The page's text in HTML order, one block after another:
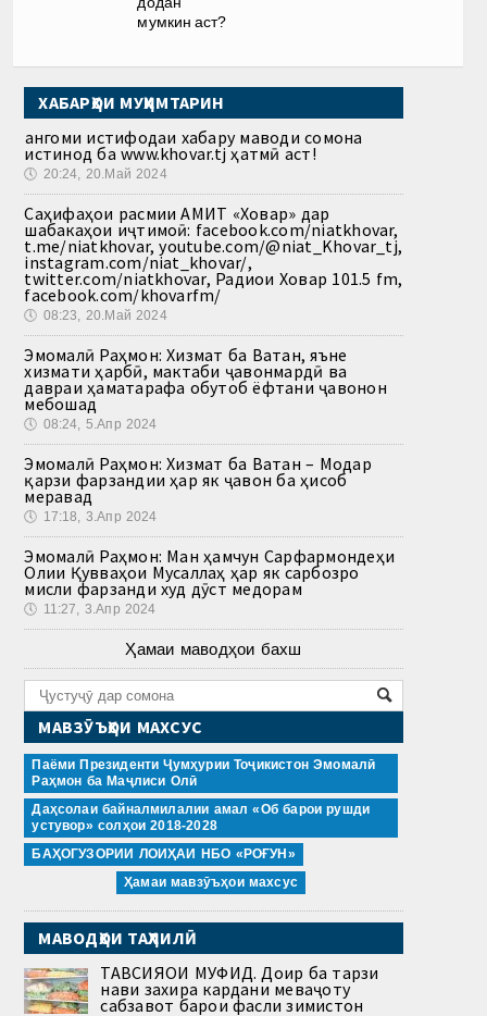
мумкин аст?
ХАБАРҲОИ МУҲИМТАРИН
Ҳангоми истифодаи хабару маводи сомона
истинод ба www.khovar.tj ҳатмӣ аст!
🕔 20:24, 20.Май 2024
Саҳифаҳои расмии АМИТ «Ховар» дар
шабакаҳои иҷтимоӣ: facebook.com/niatkhovar,
t.me/niatkhovar, youtube.com/@niat_Khovar_tj,
instagram.com/niat_khovar/,
twitter.com/niatkhovar, Радиои Ховар 101.5 fm,
facebook.com/khovarfm/
🕔 08:23, 20.Май 2024
Эмомалӣ Раҳмон: Хизмат ба Ватан, яъне
хизмати ҳарбӣ, мактаби ҷавонмардӣ ва
давраи ҳаматарафа обутоб ёфтани ҷавонон
мебошад
🕔 08:24, 5.Апр 2024
Эмомалӣ Раҳмон: Хизмат ба Ватан – Модар
қарзи фарзандии ҳар як ҷавон ба ҳисоб
меравад
🕔 17:18, 3.Апр 2024
Эмомалӣ Раҳмон: Ман ҳамчун Сарфармондеҳи
Олии Қувваҳои Мусаллаҳ ҳар як сарбозро
мисли фарзанди худ дӯст медорам
🕔 11:27, 3.Апр 2024
Ҳамаи маводҳои бахш
МАВЗӮЪҲОИ МАХСУС
Паёми Президенти Ҷумҳурии Тоҷикистон Эмомалӣ
Раҳмон ба Маҷлиси Олӣ
Даҳсолаи байналмилалии амал «Об барои рушди
устувор» солҳои 2018-2028
БАҲОГУЗОРИИ ЛОИҲАИ НБО «РОҒУН»
Ҳамаи мавзӯъҳои махсус
МАВОДҲОИ ТАҲЛИЛӢ
ТАВСИЯҲОИ МУФИД. Доир ба тарзи
нави захира кардани меваҷоту
сабзавот барои фасли зимистон